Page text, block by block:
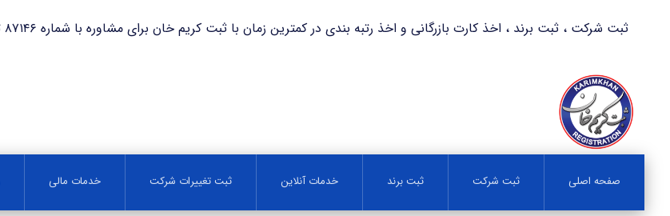
ثبت شرکت ، ثبت برند ، اخذ کارت بازرگانی و اخذ رتبه بندی در کمترین زمان با ثبت کریم خان برای مشاوره با شماره ۸۷۱۴۶ تماس حاصل فرمایید.
صفحه اصلی ثبت شرکت ثبت برند خدمات آنلاین ثبت تغییرات شرکت خدمات مالی